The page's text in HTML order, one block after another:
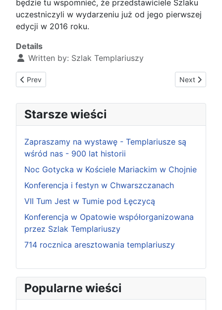
będzie tu wspomnieć, że przedstawiciele Szlaku
uczestniczyli w wydarzeniu już od jego pierwszej
edycji w 2016 roku.
Details
Written by: Szlak Templariuszy
Previous article: Konferencja i festyn w Chwarszczanach
Prev Next article:
Next
Starsze wieści
Zapraszamy na wystawę - Templariusze są
wśród nas - 900 lat historii
Noc Gotycka w Kościele Mariackim w Chojnie
Konferencja i festyn w Chwarszczanach
VII Tum Jest w Tumie pod Łęczycą
Konferencja w Opatowie współorganizowana
przez Szlak Templariuszy
714 rocznica aresztowania templariuszy
Popularne wieści